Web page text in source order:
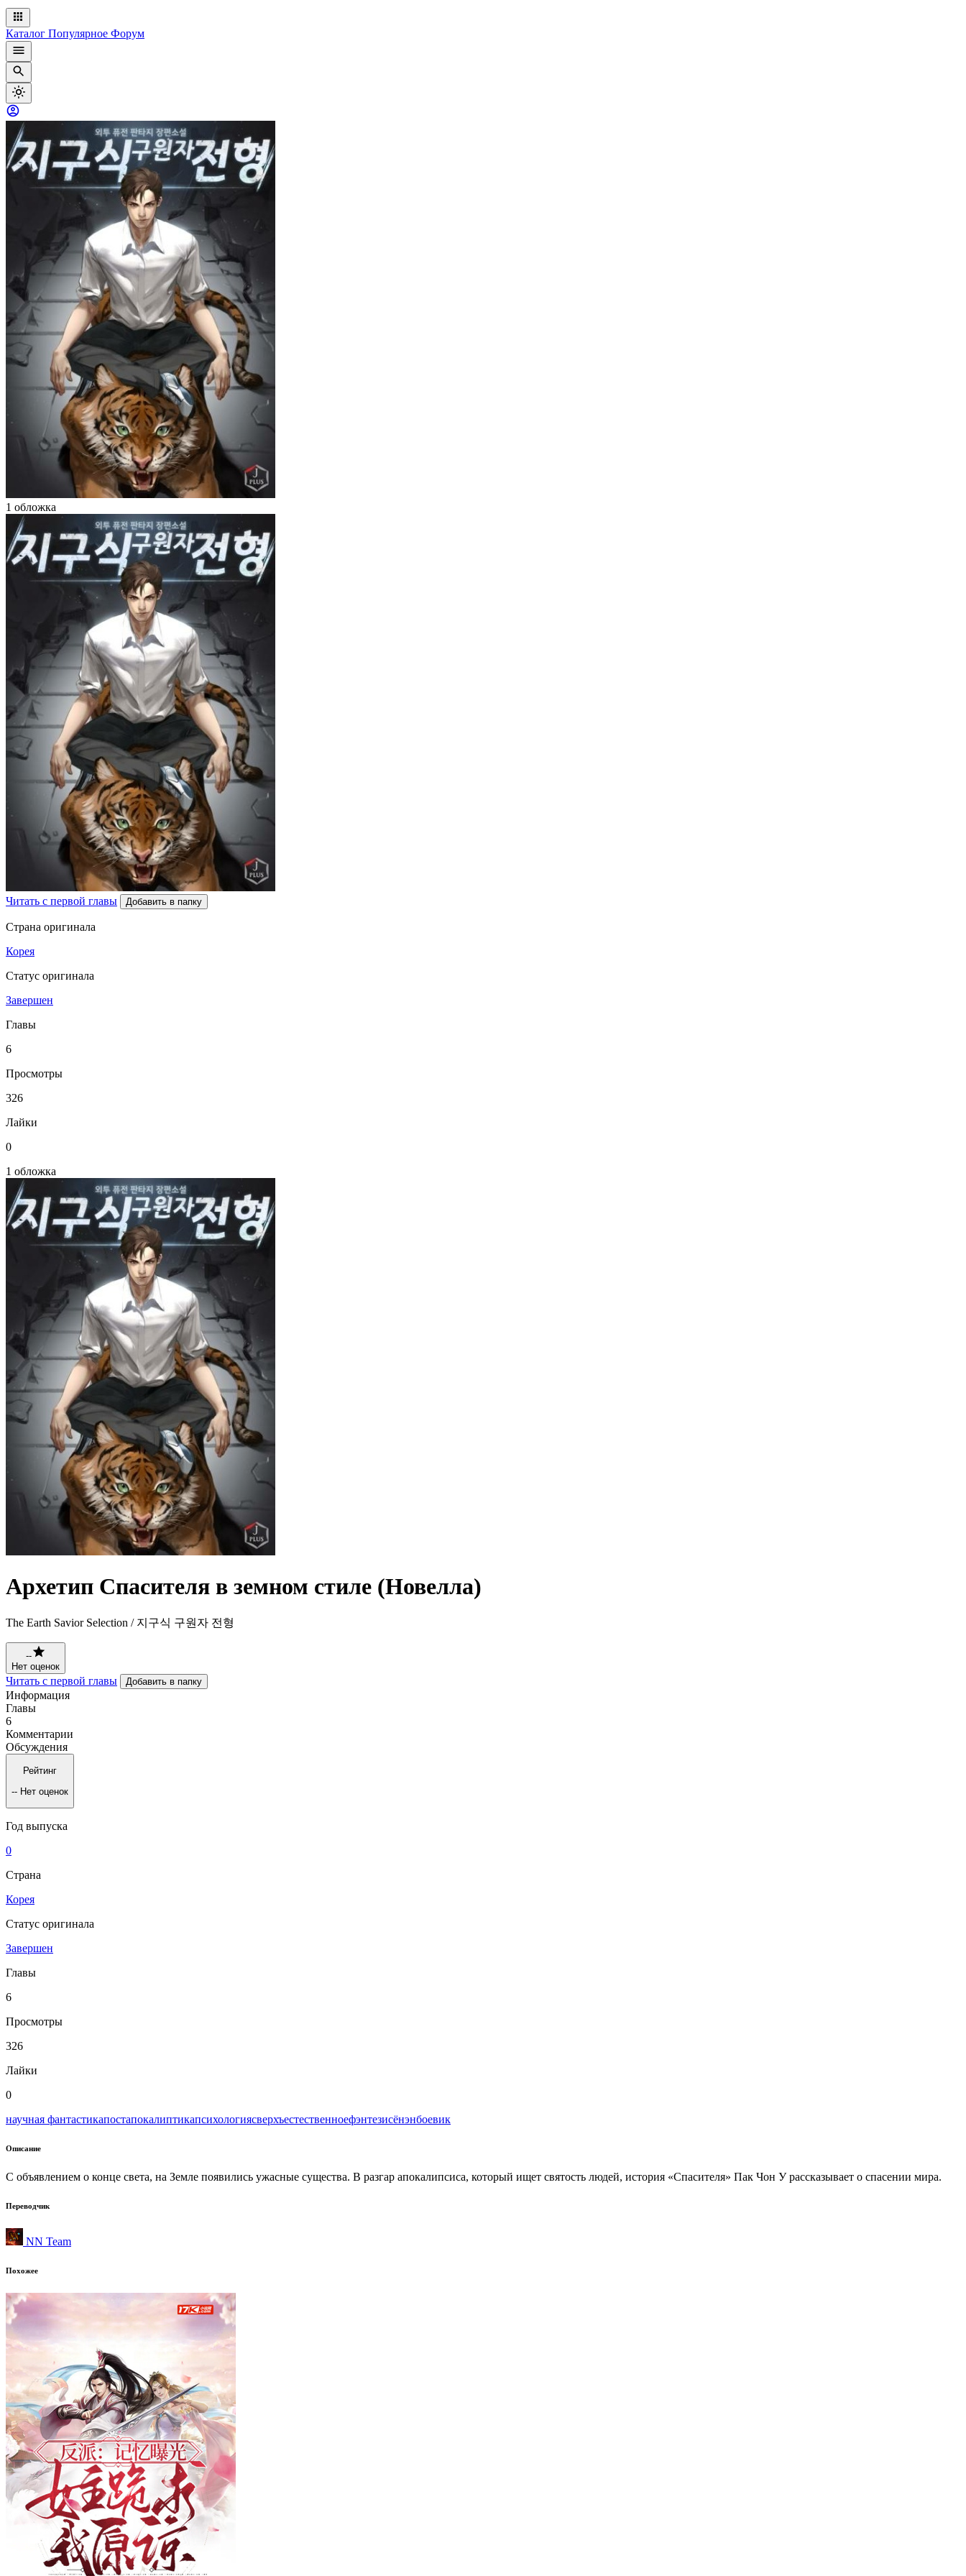
Каталог Популярное Форум
1 обложка
Читать с первой главы Добавить в папку
Страна оригинала
Корея
Статус оригинала
Завершен
Главы
6
Просмотры
326
Лайки
0
1 обложка
Архетип Спасителя в земном стиле (Новелла)
The Earth Savior Selection / 지구식 구원자 전형
--
Нет оценок
Читать с первой главы Добавить в папку
Информация
Главы
6
Комментарии
Обсуждения
Рейтинг
-- Нет оценок
Год выпуска
0
Страна
Корея
Статус оригинала
Завершен
Главы
6
Просмотры
326
Лайки
0
научная фантастикапостапокалиптикапсихологиясверхъестественноефэнтезисёнэнбоевик
Описание
С объявлением о конце света, на Земле появились ужасные существа. В разгар апокалипсиса, который ищет святость людей, история «Спасителя» Пак Чон У рассказывает о спасении мира.
Переводчик
NN Team
Похожее